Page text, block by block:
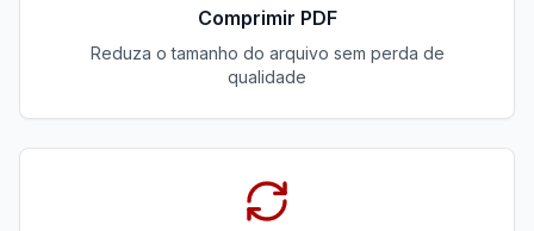
Comprimir PDF
Reduza o tamanho do arquivo sem perda de
qualidade